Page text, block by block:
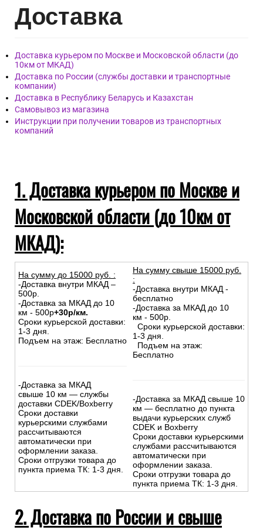
Доставка
Доставка курьером по Москве и Московской области (до
10км от МКАД)
Доставка по России (службы доставки и транспортные
компании)
Доставка в Республику Беларусь и Казахстан
Самовывоз из магазина
Инструкции при получении товаров из транспортных
компаний
1. Доставка курьером по Москве и
Московской области (до 10км от
МКАД):
На сумму до 15000 руб. :
-Доставка внутри МКАД –
500р.
-Доставка за МКАД до 10
км - 500р+30р/км.
Сроки курьерской доставки:
1-3 дня.
Подъем на этаж: Бесплатно
-Доставка за МКАД
свыше 10 км — службы
доставки CDEK/Boxberry
Сроки доставки
курьерскими службами
рассчитываются
автоматически при
оформлении заказа.
Сроки отгрузки товара до
пункта приема ТК: 1-3 дня.
На сумму свыше 15000 руб.
:
-Доставка внутри МКАД -
бесплатно
-Доставка за МКАД до 10
км - 500р.
Сроки курьерской доставки:
1-3 дня.
Подъем на этаж:
Бесплатно
-Доставка за МКАД свыше 10
км — бесплатно до пункта
выдачи курьерских служб
CDEK и Boxberry
Сроки доставки курьерскими
службами рассчитываются
автоматически при
оформлении заказа.
Сроки отгрузки товара до
пункта приема ТК: 1-3 дня.
2. Доставка по России и свыше